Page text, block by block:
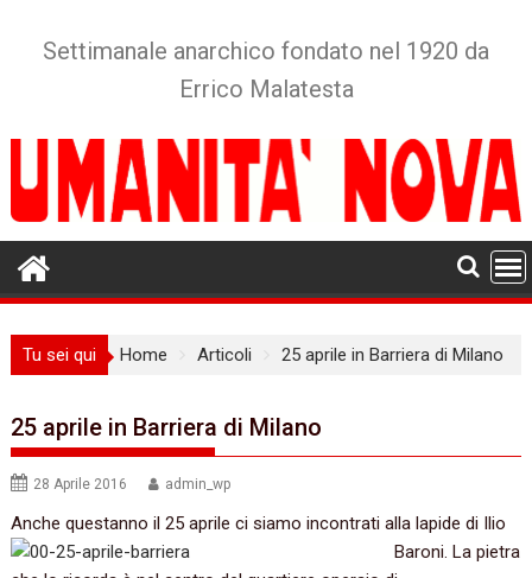
Settimanale anarchico fondato nel 1920 da
Errico Malatesta
Tu sei qui Home Articoli 25 aprile in Barriera di Milano
25 aprile in Barriera di Milano
28 Aprile 2016 admin_wp
Anche questanno il 25 aprile ci siamo incontrati alla lapide di Ilio
Baroni. La pietra